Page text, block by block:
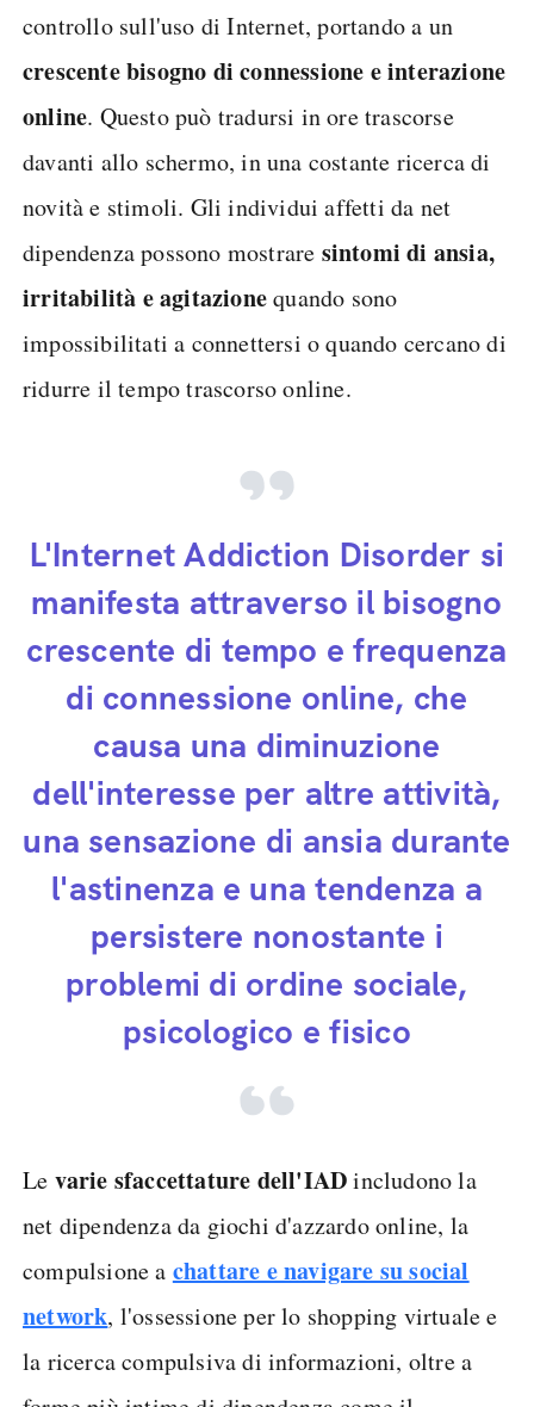
controllo sull'uso di Internet, portando a un
crescente bisogno di connessione e interazione
online. Questo può tradursi in ore trascorse
davanti allo schermo, in una costante ricerca di
novità e stimoli. Gli individui affetti da net
dipendenza possono mostrare sintomi di ansia,
irritabilità e agitazionequando sono
impossibilitati a connettersi o quando cercano di
ridurre il tempo trascorso online.
L'Internet Addiction Disorder si
manifesta attraverso il bisogno
crescente di tempo e frequenza
di connessione online, che
causa una diminuzione
dell'interesse per altre attività,
una sensazione di ansia durante
l'astinenza e una tendenza a
persistere nonostante i
problemi di ordine sociale,
psicologico e fisico
Le varie sfaccettature dell'IADincludono la
net dipendenza da giochi d'azzardo online, la
compulsione a chattare e navigare su social
network, l'ossessione per lo shopping virtuale e
la ricerca compulsiva di informazioni, oltre a